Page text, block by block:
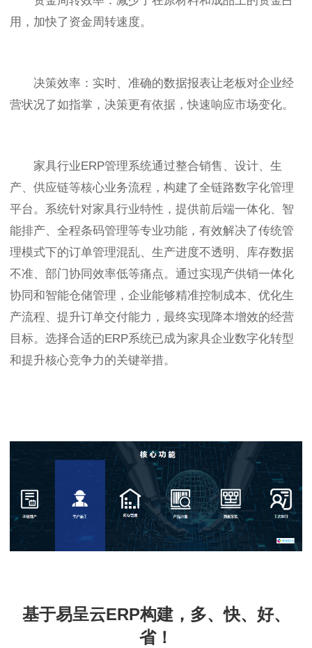
用，加快了资金周转速度。
决策效率：实时、准确的数据报表让老板对企业经
营状况了如指掌，决策更有依据，快速响应市场变化。
家具行业ERP管理系统通过整合销售、设计、生
产、供应链等核心业务流程，构建了全链路数字化管理
平台。系统针对家具行业特性，提供前后端一体化、智
能排产、全程条码管理等专业功能，有效解决了传统管
理模式下的订单管理混乱、生产进度不透明、库存数据
不准、部门协同效率低等痛点。通过实现产供销一体化
协同和智能仓储管理，企业能够精准控制成本、优化生
产流程、提升订单交付能力，最终实现降本增效的经营
目标。选择合适的ERP系统已成为家具企业数字化转型
和提升核心竞争力的关键举措。
基于易呈云ERP构建，多、快、好、
省！